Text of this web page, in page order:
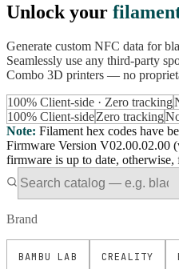
Unlock your
Generate custom NFC data for
Seamlessly use any third-party
Combo 3D printers — no
100% Client-side · Zero tracking
100% Client-sideZero tracking
Note: Filament hex codes have
Firmware Version V02.00.02.00
firmware is up to date,
Brand
BAMBU LAB CREALITY